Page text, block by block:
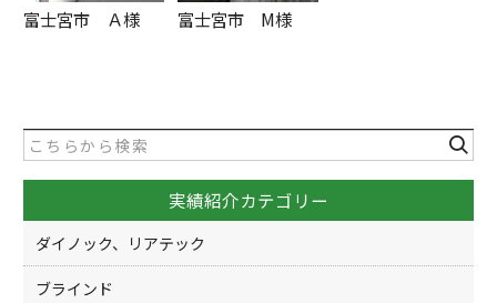
富士宮市 Ａ様 富士宮市 M様
実績紹介カテゴリー
ダイノック、リアテック
ブラインド